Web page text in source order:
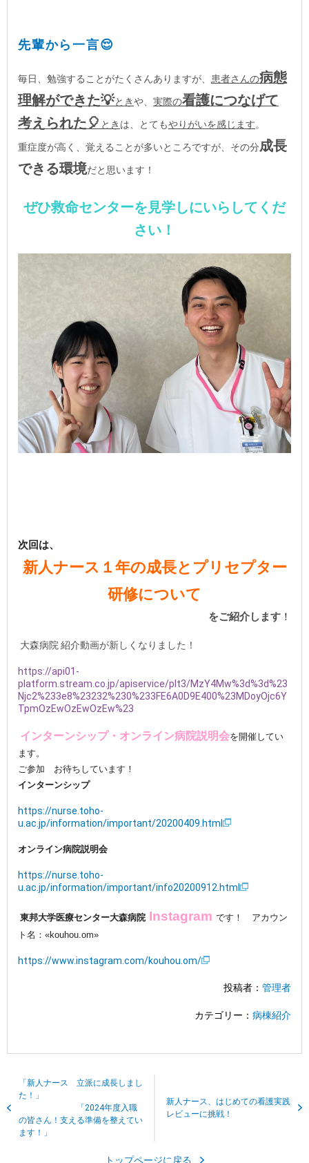
先輩から一言😌
毎日、勉強することがたくさんありますが、 患者さんの病態
理解ができた💡ときや、 実際の看護につなげて
考えられた🎈 とき は、とてもやりがいを感じます。
重症度が高く、覚えることが多いところですが、その分成長
できる環境だと思います！
ぜひ救命センターを見学しにいらしてくだ
さい！
次回は、
新人ナース１年の成長とプリセプター
研修について
をご紹介します ！
大森病院 紹介動画が新しくなりました！
https://api01-
platform.stream.co.jp/apiservice/plt3/MzY4Mw%3d%3d%23
Njc2%233e8%23232%230%233FE6A0D9E400%23MDoyOjc6Y
TpmOzEwOzEwOzEw%23
インターンシップ・ オンライン病院説明会を開催してい
ます。
ご参加 お待ちしています！
インターンシップ
https://nurse.toho-
u.ac.jp/information/important/20200409.html
オンライン病院説明会
https://nurse.toho-
u.ac.jp/information/important/info20200912.html
東邦大学医療センター大森病院 Instagram です！ アカウン
ト名：«kouhou.om»
https://www.instagram.com/kouhou.om/
投稿者： 管理者
カテゴリー： 病棟紹介
「新人ナース 立派に成長しまし
た！」
「2024年度入職
の皆さん！支える準備を整えてい
ます！」
新人ナース、はじめての看護実践
レビューに挑戦！
トップページに戻る